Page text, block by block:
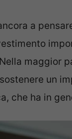
a
maggior
un
che ha in